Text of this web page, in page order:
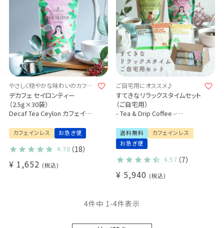
やさしく穏やかな味わいのカフェ
インレスティー
デカフェ セイロンティー
（2.5g×30袋）
Decaf Tea Ceylon カフェイン
三角ティーバッグ フルリーフ使
用
【3袋以上で送料無料】
業務用 大容量パック まとめ買
カフェインレス お急ぎ便
4.78 （18）
¥ 1,652 税込
ご自宅用にオススメ♪
すてきなリラックスタイムセット
（ご自宅用）
- Tea & Drip Coffee -
ク
有機グリーンルイボスティー
×1パック
デカフェドリップコーヒー 3種
カ-アロナ-）36杯
送料無料
カフェインレス
お急ぎ便
4.57 （7）
¥ 5,940 税込
4件中 1-4件表示